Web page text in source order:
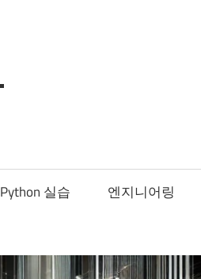
Python 실습 엔지니어링